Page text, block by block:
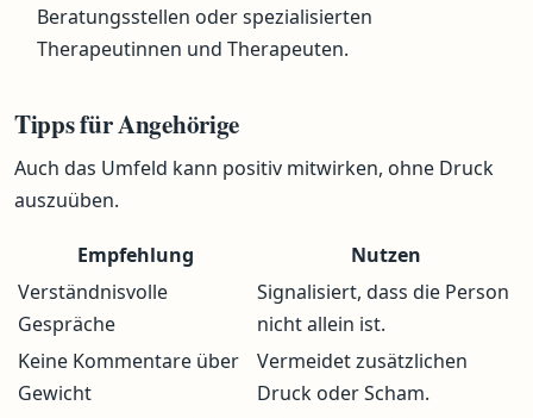
Beratungsstellen oder spezialisierten
Therapeutinnen und Therapeuten.
Tipps für Angehörige
Auch das Umfeld kann positiv mitwirken, ohne Druck
auszuüben.
Empfehlung
Nutzen
Verständnisvolle
Gespräche
Signalisiert, dass die Person
nicht allein ist.
Keine Kommentare über
Gewicht
Vermeidet zusätzlichen
Druck oder Scham.